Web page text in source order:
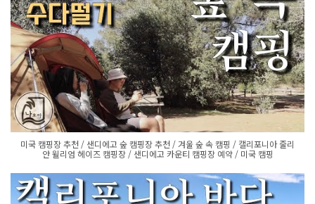
미국 캠핑장 추천 / 샌디에고 숲 캠핑장 추천 / 겨울 숲 속 캠핑 / 캘리포니아 줄리
안 윌리엄 헤이즈 캠핑장 / 샌디에고 카운티 캠핑장 예약 / 미국 캠핑